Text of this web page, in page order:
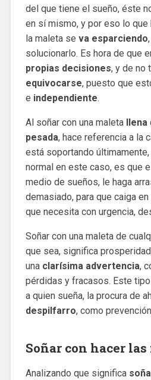
del que tiene el sueño, éste
en sí mismo, y por eso lo que
la maleta se va esparciendo
solucionarlo. Es hora de que
propias decisiones, y de no
equivocarse, puesto que
e independiente.
Al soñar con una maleta llena
pesada, hace referencia a la
está soportando últimamente,
normal en este caso, es que
medio de sueños, le haga
demasiado, para que caiga
que necesita con urgencia,
Soñar con una maleta de
que sea, significa
una clarísima advertencia,
pérdidas y fracasos. Este
a quien sueña, la procura de
despilfarro, como
Soñar con hacer
Analizando que significa